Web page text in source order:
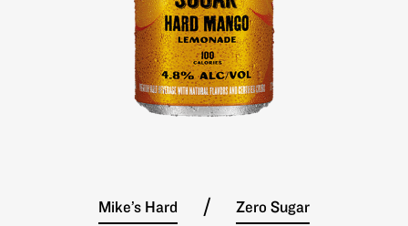
Mike’s Hard / Zero Sugar